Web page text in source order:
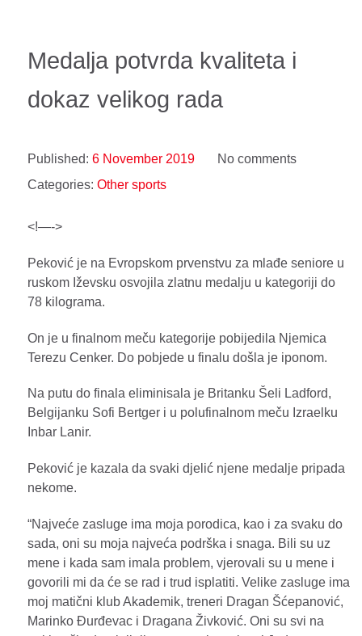
Medalja potvrda kvaliteta i
dokaz velikog rada
Published: 6 November 2019
No comments
Categories: Other sports
<!—->
Peković je na Evropskom prvenstvu za mlađe seniore u
ruskom Iževsku osvojila zlatnu medalju u kategoriji do
78 kilograma.
On je u finalnom meču kategorije pobijedila Njemica
Terezu Cenker. Do pobjede u finalu došla je iponom.
Na putu do finala eliminisala je Britanku Šeli Ladford,
Belgijanku Sofi Bertger i u polufinalnom meču Izraelku
Inbar Lanir.
Peković je kazala da svaki djelić njene medalje pripada
nekome.
“Najveće zasluge ima moja porodica, kao i za svaku do
sada, oni su moja najveća podrška i snaga. Bili su uz
mene i kada sam imala problem, vjerovali su u mene i
govorili mi da će se rad i trud isplatiti. Velike zasluge ima
moj matični klub Akademik, treneri Dragan Šćepanović,
Marinko Đurđevac i Dragana Živković. Oni su svi na